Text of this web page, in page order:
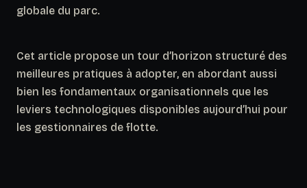
globale du parc.
Cet article propose un tour d’horizon structuré des
meilleures pratiques à adopter, en abordant aussi
bien les fondamentaux organisationnels que les
leviers technologiques disponibles aujourd’hui pour
les gestionnaires de flotte.